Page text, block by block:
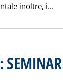
inoltre, i...